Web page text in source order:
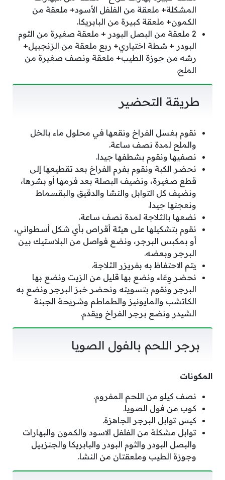
المشكلة+ ملعقة من الفلفل الأسود+ ملعقة من
الكمون+ ملعقة كبيرة من البابريكا.
2 ملعقة من البصل البودر + ملعقة صغيرة من الثوم
البودر + شطة اختياري+ ربع ملعقة من الزنجبيل+
رشه من جوزة الطيب+ ملعقة ونصف صغيرة من
الملح.
طريقة التحضير
نقوم بغسل الفراخ ونقعها في محلول ماء بالخل
والملح لمدة نصف ساعة.
نصفيها ونقوم بشطفها جيدا.
نحضر الكبة ونقوم بفرم الفراخ بعد تقطيعها إلى
قطع صغيرة، ونضيف البصلة بعد فرمها أو بشرها،
ونضيف كل التوابل والنشا والدقيق والبقسماط
ونعجنها جيدا.
نضعها بالثلاجة لمدة نصف ساعة.
نقوم بتشكيلها على هيئة أقراص بأي شكل أسطواني،
أو بمكبس البرجر، ونضع فواصل من البلاستيك بين
البرجر وبعضه.
يتم الاحتفاظ به بفريزر الثلاجة.
نحضر وِعَاء ونضع بها قليل من الزيت ونضع بها
البرجر ونقوم بتسويته ونحضر خبز البرجر ونضع به
الكاتشب والمايونيز والطماطم وشريحة الجبنة
الشيدر ونضع برجر الفراخ ويقدم.
برجر اللحم بالفول الصويا
المكونات
نصف كيلو من اللحم المفروم.
كوب من فول الصويا.
كيس توابل البرجر الجاهزة.
توابل مشكلة من الفلفل الاسود والكمون والبهارات
والبصل البودر والثوم البودر والبابريكا والجنزبيل
وجوزة الطيب وملعقتان من النشا.